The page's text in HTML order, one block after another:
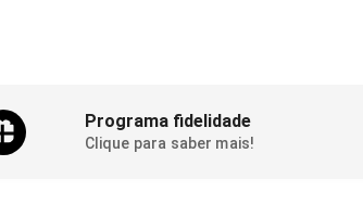
Programa fidelidade
Clique para saber mais!